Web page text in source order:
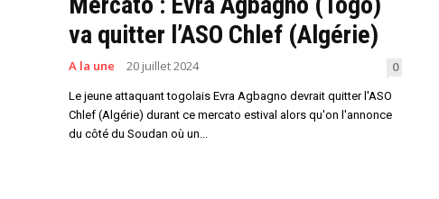
va quitter l’ASO Chlef (Algérie)
A la une 20 juillet 2024 0
Le jeune attaquant togolais Evra Agbagno devrait quitter l'ASO
Chlef (Algérie) durant ce mercato estival alors qu'on l'annonce
du côté du Soudan où un...